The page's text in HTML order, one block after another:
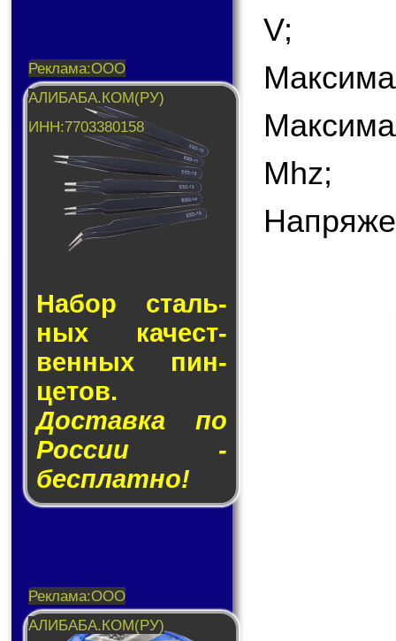
Набор сталь­
ных ка­чест­
вен­ных пин­
це­тов.
Доставка по
России -
бесплатно!
V;
Mhz;